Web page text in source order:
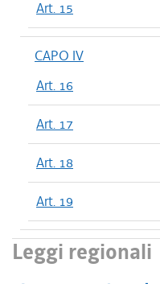
Art. 15
CAPO IV
Art. 16
Art. 17
Art. 18
Art. 19
Leggi regionali